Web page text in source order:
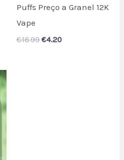
Puffs Preço a Granel 12K
Vape
€18.99 Original
€4.20Current